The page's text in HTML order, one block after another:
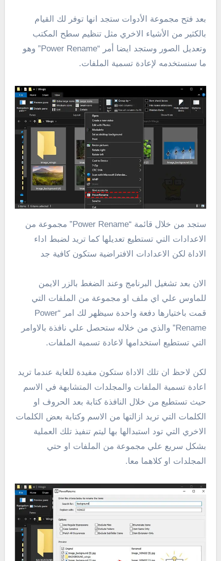
بعد فتح مجموعة الأدوات ستجد انها توفر لك القيام
بالكثير من الأشياء الاخري مثل تنظيم سطح المكتب
وتعديل الصور وستجد ايضا أمر “Power Rename” وهو
ما سنستخدمه لإعادة تسمية الملفات.
ستجد من خلال قائمة “Power Rename” مجموعة من
الاعدادات التي تستطيع تعديلها كما تريد لضبط اداء
الاداة لكن الاعدادات الافتراضية ستكون كافية جد
الان بعد تشغيل البرنامج وعند الضغط بالزر الايمن
للماوس علي اي ملف او مجموعة من الملفات التي
قمت باختيارها دفعة واحدة سيظهر لك امر “Power
Rename” والذي من خلاله ستحصل علي نافذة بالاوامر
التي تستطيع استخدامها لاعادة تسمية الملفات.
لكن لاحظ ان تلك الاداة ستكون مفيدة للغاية عندما تريد
اعادة تسمية الملفات والمجلدات المتشابهة في الاسم
حيث تستطيع من خلال النافذة كتابة بعد الحروف او
الكلمات التي تريد ازالتها من الاسم وكتابة بعض الكلمات
الاخري التي تود استبدالها بها ليتم تنفيذ تلك العملية
بشكل سريع علي مجموعة من الملفات او حتي
المجلدات او كلاهما معا.